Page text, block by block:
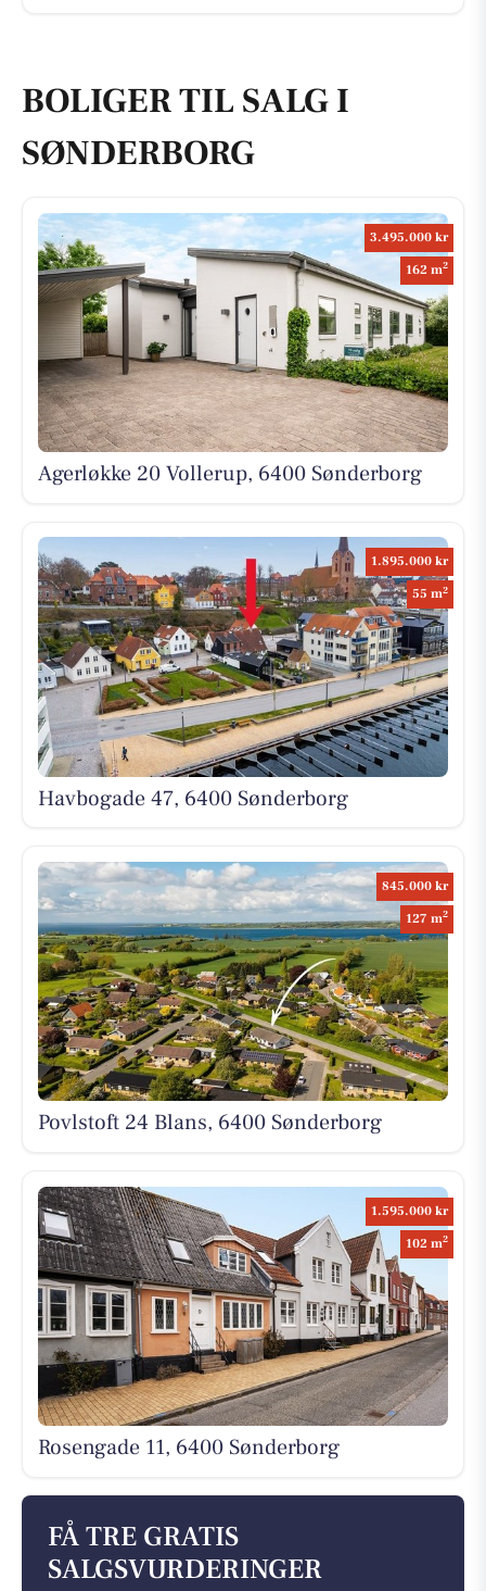
BOLIGER TIL SALG I
SØNDERBORG
3.495.000 kr
162 m2
Agerløkke 20 Vollerup, 6400 Sønderborg
1.895.000 kr
55 m2
Havbogade 47, 6400 Sønderborg
845.000 kr
127 m2
Povlstoft 24 Blans, 6400 Sønderborg
1.595.000 kr
102 m2
Rosengade 11, 6400 Sønderborg
FÅ TRE GRATIS
SALGSVURDERINGER